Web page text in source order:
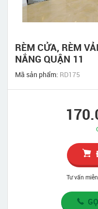
RÈM CỬA, RÈM
NẮNG QUẬN 11
Mã sản phẩm: RD175
Tư vấn